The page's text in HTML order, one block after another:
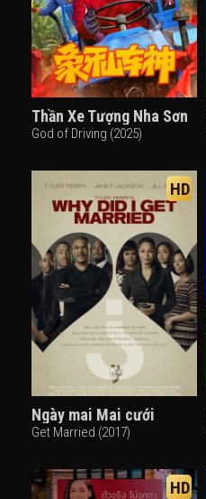
Thần Xe Tượng Nha Sơn
God of Driving (2025)
HD
Ngày mai Mai cưới
Get Married (2017)
HD